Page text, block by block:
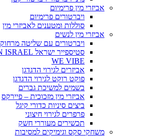
אביזרי מין פרימיום
ויברטורים פרימיום
סוללות ומטענים לאביזרי מין
אביזרי מין לנשים
ויברטורים עם שליטה מרחוק
סטיספייר ישראל SATISFYER IN ISRAEL
WE VIBE
אביזרים לגירוי הדגדגן
פוקט רוקט לגירוי הדגדגן
בשמים למשיכת גברים
אביזרי מין מזכוכית – פיירקס
ביצים סיניות כדורי קיגל
פרפרים לגירוי חיצוני
תכשירים מעוררי חשק
משחקי סקס וגימיקים למסיבות